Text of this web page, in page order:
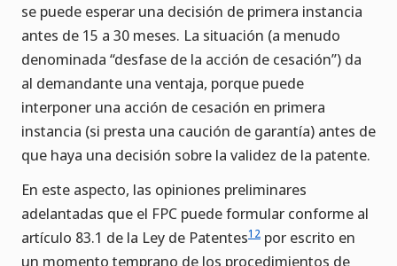
se puede esperar una decisión de primera instancia
antes de 15 a 30 meses. La situación (a menudo
denominada “desfase de la acción de cesación”) da
al demandante una ventaja, porque puede
interponer una acción de cesación en primera
instancia (si presta una caución de garantía) antes de
que haya una decisión sobre la validez de la patente.
En este aspecto, las opiniones preliminares
adelantadas que el FPC puede formular conforme al
artículo 83.1 de la Ley de Patentes12 por escrito en
un momento temprano de los procedimientos de